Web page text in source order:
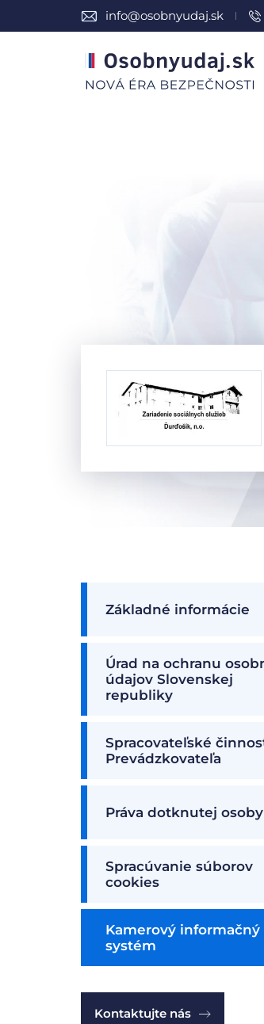
info@osobnyudaj.sk
Základné informácie
Úrad na ochranu
údajov Slovenskej
republiky
Spracovateľské
Prevádzkovateľa
Práva dotknutej osoby
Spracúvanie súborov
cookies
Kamerový informačný
systém
Kontaktujte nás